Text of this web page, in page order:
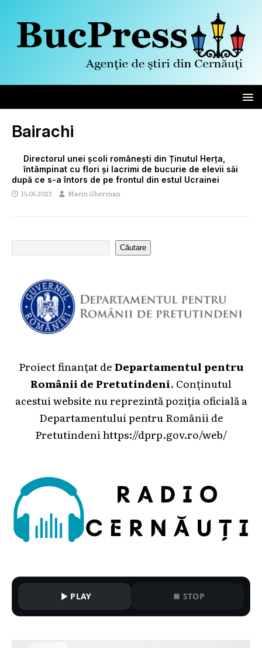
Bairachi
Directorul unei școli românești din Ținutul Herța,
întâmpinat cu flori și lacrimi de bucurie de elevii săi
după ce s-a întors de pe frontul din estul Ucrainei
15.05.2023 Marin Gherman
Căutare
Proiect finanțat deDepartamentul pentru
Românii de Pretutindeni. Conținutul
acestui website nu reprezintă poziția oficială a
Departamentului pentru Românii de
Pretutindeni https://dprp.gov.ro/web/
PLAY STOP